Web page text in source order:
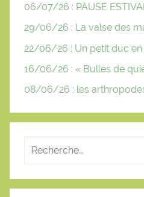
06/07/26 : PAUSE
29/06/26 : La valse des
22/06/26 : Un petit duc en
16/06/26 : « Bulles de
08/06/26 : les